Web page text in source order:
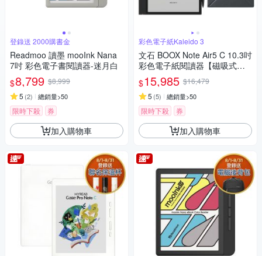
登錄送 2000購書金
Readmoo 讀墨 mooInk Nana
7吋 彩色電子書閱讀器-迷月白
$8,799 $8,999
5 (2) 總銷量>50
限時下殺 券
加入購物車
彩色電子紙Kaleido 3
文石 BOOX Note Air5 C 10.3吋
彩色電子紙閱讀器【磁吸式皮
套組】
$15,985 $16,479
5 (5) 總銷量>50
限時下殺 券
加入購物車